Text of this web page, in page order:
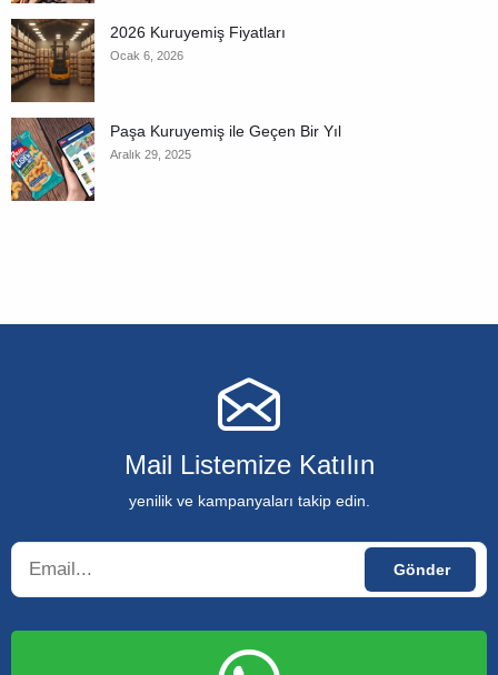
2026 Kuruyemiş Fiyatları
Ocak 6, 2026
Paşa Kuruyemiş ile Geçen Bir Yıl
Aralık 29, 2025
Mail Listemize Katılın
yenilik ve kampanyaları takip edin.